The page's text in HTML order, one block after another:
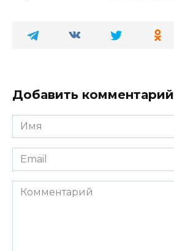
Добавить комментарий
Имя
*
Email
*
Комментарий